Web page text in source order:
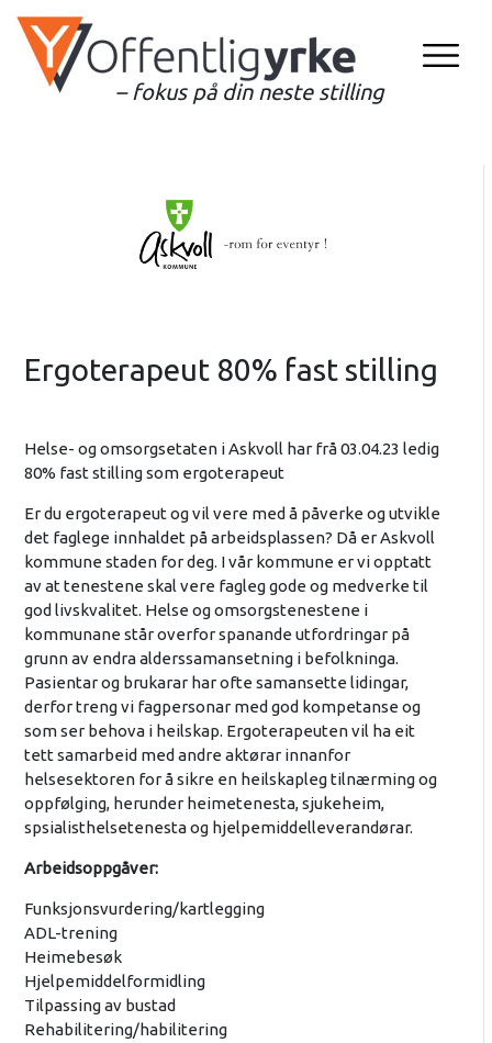
– fokus på din neste stilling
Ergoterapeut 80% fast stilling
Helse- og omsorgsetaten i Askvoll har frå 03.04.23 ledig
80% fast stilling som ergoterapeut
Er du ergoterapeut og vil vere med å påverke og utvikle
det faglege innhaldet på arbeidsplassen? Då er Askvoll
kommune staden for deg. I vår kommune er vi opptatt
av at tenestene skal vere fagleg gode og medverke til
god livskvalitet. Helse og omsorgstenestene i
kommunane står overfor spanande utfordringar på
grunn av endra alderssamansetning i befolkninga.
Pasientar og brukarar har ofte samansette lidingar,
derfor treng vi fagpersonar med god kompetanse og
som ser behova i heilskap. Ergoterapeuten vil ha eit
tett samarbeid med andre aktørar innanfor
helsesektoren for å sikre en heilskapleg tilnærming og
oppfølging, herunder heimetenesta, sjukeheim,
spsialisthelsetenesta og hjelpemiddelleverandørar.
Arbeidsoppgåver:
Funksjonsvurdering/kartlegging
ADL-trening
Heimebesøk
Hjelpemiddelformidling
Tilpassing av bustad
Rehabilitering/habilitering